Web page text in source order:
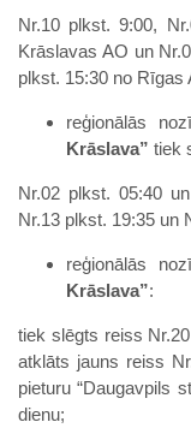
Nr.10 plkst. 9:00,
Krāslavas AO un
plkst. 15:30 no Rīgas
reģionālās
Krāslava” tiek
Nr.02 plkst. 05:40
Nr.13 plkst. 19:35 un
reģionālās
Krāslava”:
tiek slēgts reiss
atklāts jauns reiss
pieturu “Daugavpils
dienu;